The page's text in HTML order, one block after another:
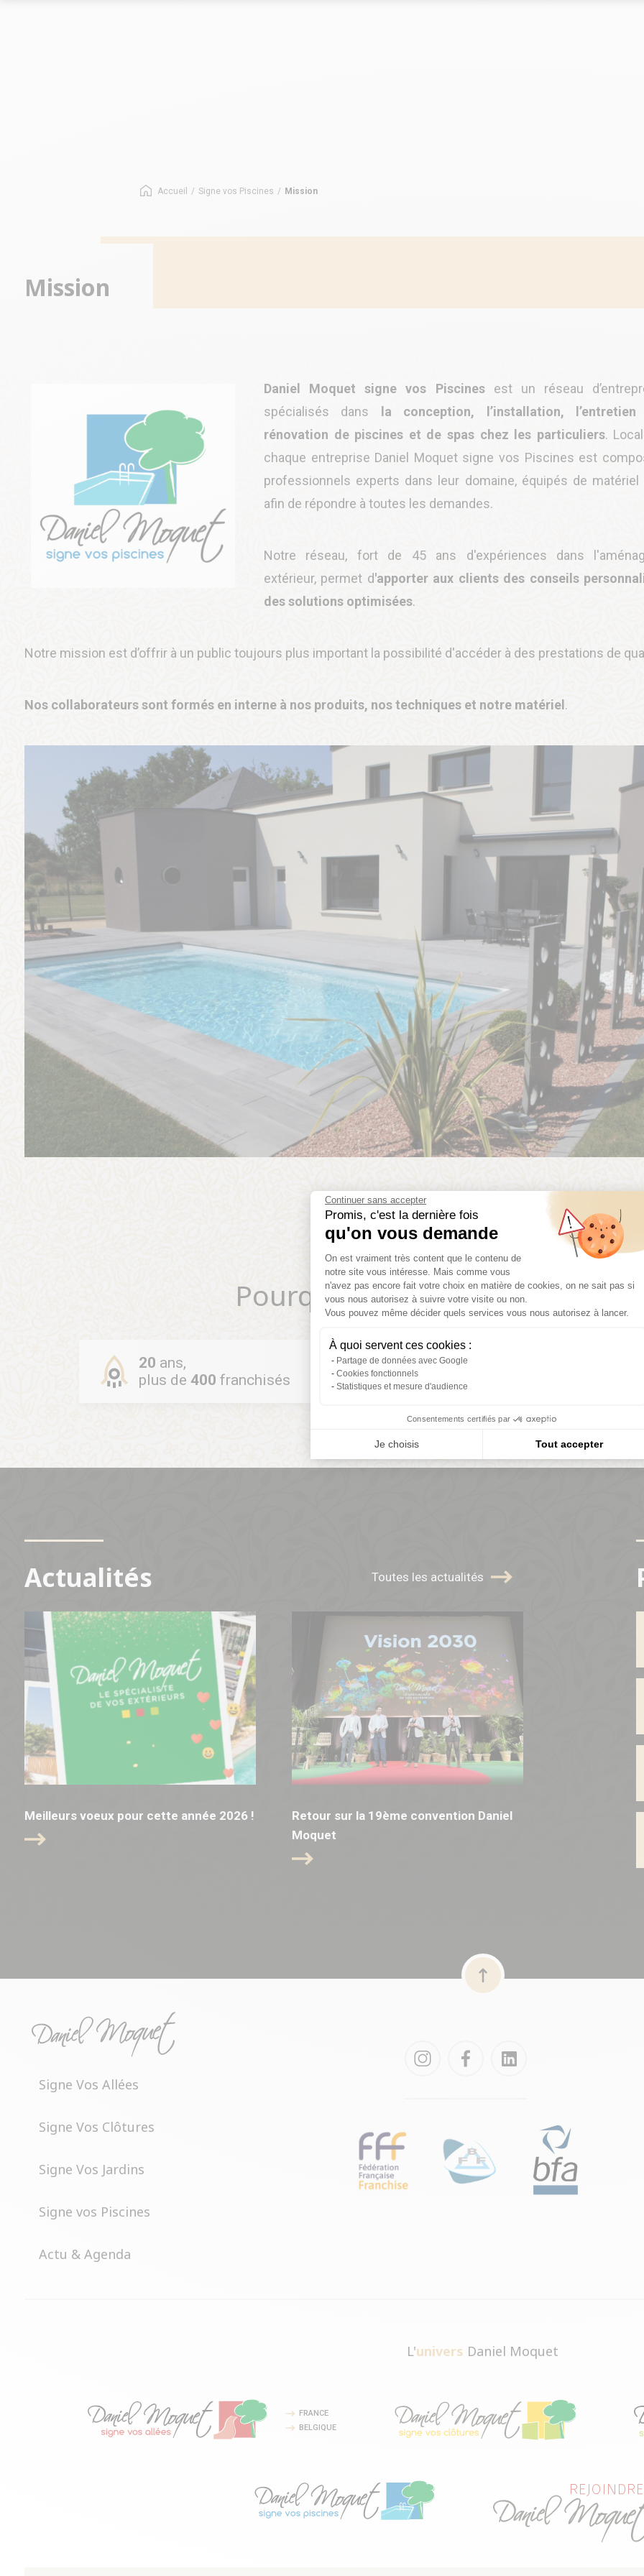
Continuer sans accepter
Promis, c'est la dernière fois
qu'on vous demande
Plateforme de Gestion du
On est vraiment très content que le contenu de
notre site vous intéresse. Mais comme vous
n'avez pas encore fait votre choix en matière de cookies, on ne sait pas si
vous nous autorisez à suivre votre visite ou non.
Vous pouvez même décider quels services vous nous autorisez à lancer.
À quoi servent ces cookies :
Partage de données avec Google
Cookies fonctionnels
Statistiques et mesure d'audience
Consentements certifiés par
Je choisis Tout accepter
Accueil / Signe vos Piscines / Mission
Mission
Daniel Moquet signe vos Piscinesest un réseau
spécialisés dans
la conception, l’installation,
rénovation de piscines et de spas chez les particuliers.
chaque entreprise Daniel Moquet signe vos Piscines est
professionnels experts dans leur domaine, équipés de matériel
afin de répondre à toutes les demandes.
Notre réseau, fort de 45 ans d'expériences dans
extérieur, permet d'apporter aux clients des conseils
des solutions optimisées.
Notre mission est d’offrir à un public toujours plus important la possibilité d'accéder à des prestations de
Nos collaborateurs sont formés en interne à nos produits, nos techniques et notre matériel .
Pourquoirejoindre Daniel
20 ans,
plus de 400 franchisés
98% de
réussite
Actualités Toutes les actualités
Meilleurs voeux pour cette année 2026 !
Retour sur la 19ème convention Daniel
Moquet
Signe Vos Allées
Signe Vos Clôtures
Signe Vos Jardins
Signe vos Piscines
Actu & Agenda
L'univers Daniel Moquet
FRANCE
BELGIQUE